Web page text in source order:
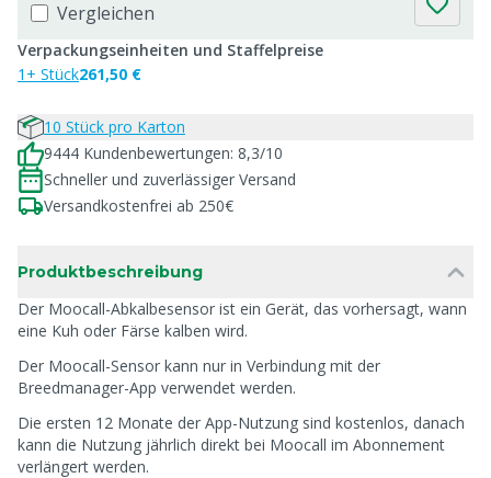
Vergleichen
Verpackungseinheiten und Staffelpreise
1+ Stück261,50 €
10 Stück pro Karton
9444 Kundenbewertungen: 8,3/10
Schneller und zuverlässiger Versand
Versandkostenfrei ab 250€
Produktbeschreibung
Der Moocall-Abkalbesensor ist ein Gerät, das vorhersagt, wann
eine Kuh oder Färse kalben wird.
Der Moocall-Sensor kann nur in Verbindung mit der
Breedmanager-App verwendet werden.
Die ersten 12 Monate der App-Nutzung sind kostenlos, danach
kann die Nutzung jährlich direkt bei Moocall im Abonnement
verlängert werden.